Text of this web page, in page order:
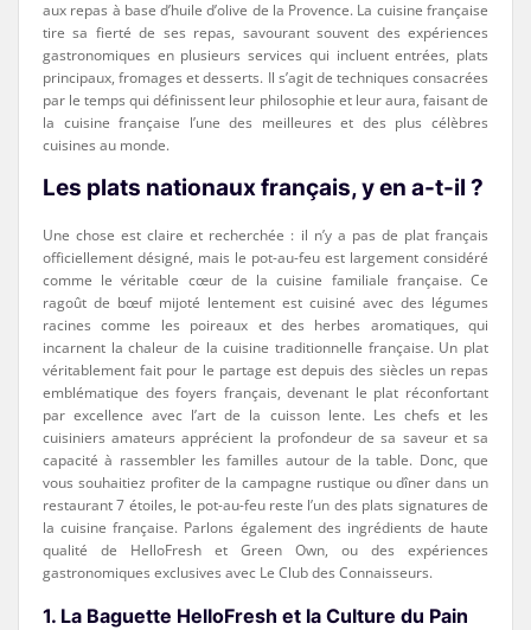
aux repas à base d’huile d’olive de la Provence. La cuisine française
tire sa fierté de ses repas, savourant souvent des expériences
gastronomiques en plusieurs services qui incluent entrées, plats
principaux, fromages et desserts. Il s’agit de techniques consacrées
par le temps qui définissent leur philosophie et leur aura, faisant de
la cuisine française l’une des meilleures et des plus célèbres
cuisines au monde.
Les plats nationaux français, y en a-t-il ?
Une chose est claire et recherchée : il n’y a pas de plat français
officiellement désigné, mais le pot-au-feu est largement considéré
comme le véritable cœur de la cuisine familiale française. Ce
ragoût de bœuf mijoté lentement est cuisiné avec des légumes
racines comme les poireaux et des herbes aromatiques, qui
incarnent la chaleur de la cuisine traditionnelle française. Un plat
véritablement fait pour le partage est depuis des siècles un repas
emblématique des foyers français, devenant le plat réconfortant
par excellence avec l’art de la cuisson lente. Les chefs et les
cuisiniers amateurs apprécient la profondeur de sa saveur et sa
capacité à rassembler les familles autour de la table. Donc, que
vous souhaitiez profiter de la campagne rustique ou dîner dans un
restaurant 7 étoiles, le pot-au-feu reste l’un des plats signatures de
la cuisine française. Parlons également des ingrédients de haute
qualité de HelloFresh et Green Own, ou des expériences
gastronomiques exclusives avec Le Club des Connaisseurs.
1. La Baguette HelloFresh et la Culture du Pain